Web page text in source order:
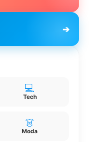
➔
💻
Tech
👗
Moda